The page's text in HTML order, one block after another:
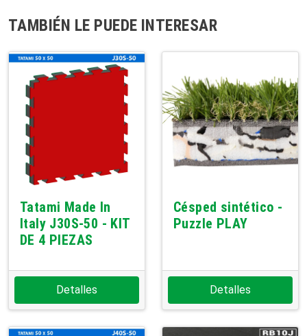
TAMBIÉN LE PUEDE INTERESAR
Tatami Made In
Italy J30S-50 - KIT
DE 4 PIEZAS
Detalles
Césped sintético -
Puzzle PLAY
Detalles